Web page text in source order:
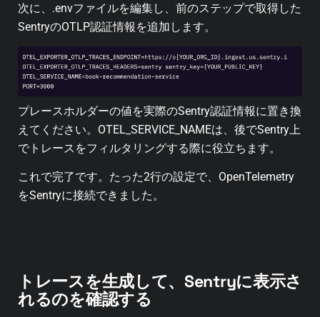
次に、.envファイルを編集し、前のステップで取得した
SentryのOTLP認証情報を追加します。
プレースホルダーの値を実際のSentry認証情報に置き換
えてください。OTEL_SERVICE_NAMEは、後でSentry上
でトレースをフィルタリングする際に役立ちます。
これで完了です。たった2行の設定で、OpenTelemetry
をSentryに接続できました。
トレースを生成して、Sentryに表示さ
れるのを確認する